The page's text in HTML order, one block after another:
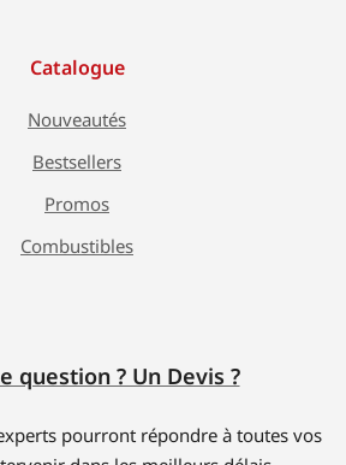
Catalogue
Nouveautés
Bestsellers
Promos
Combustibles
question ? Un Devis ?
pourront répondre à toutes vos